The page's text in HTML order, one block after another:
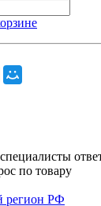
по товару